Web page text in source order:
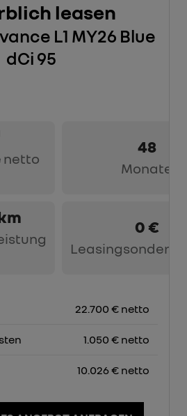
leasen
L1 MY26 Blue
dCi 95
netto
48
Monate
0 €
22.700 € netto
1.050 € netto
10.026 € netto